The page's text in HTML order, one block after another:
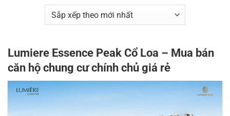
Lumiere Essence Peak Cổ Loa – Mua bán
căn hộ chung cư chính chủ giá rẻ